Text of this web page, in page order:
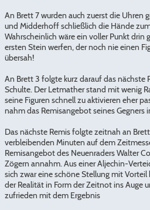
An Brett 7 wurden auch zuerst die Uhren
und Midderhoff schließlich die Hände
Wahrscheinlich wäre ein voller Punkt drin
ersten Stein werfen, der noch nie einen
übersah!
An Brett 3 folgte kurz darauf das nächste
Schulte. Der Letmather stand mit wenig
seine Figuren schnell zu aktivieren eher
nahm das Remisangebot seines Gegners
Das nächste Remis folgte zeitnah an
verbleibenden Minuten auf dem
Remisangebot des Neuenraders Walter
Zögern annahm. Aus einer Aljechin-
sich zwar eine schöne Stellung mit
der Realität in Form der Zeitnot ins Auge
zufrieden mit dem Ergebnis